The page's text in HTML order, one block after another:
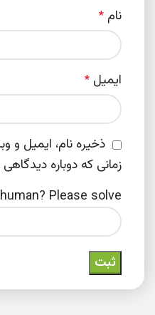
نام *
ایمیل *
ذخیره نام، ایمیل و
زمانی که دوباره
Please solve: